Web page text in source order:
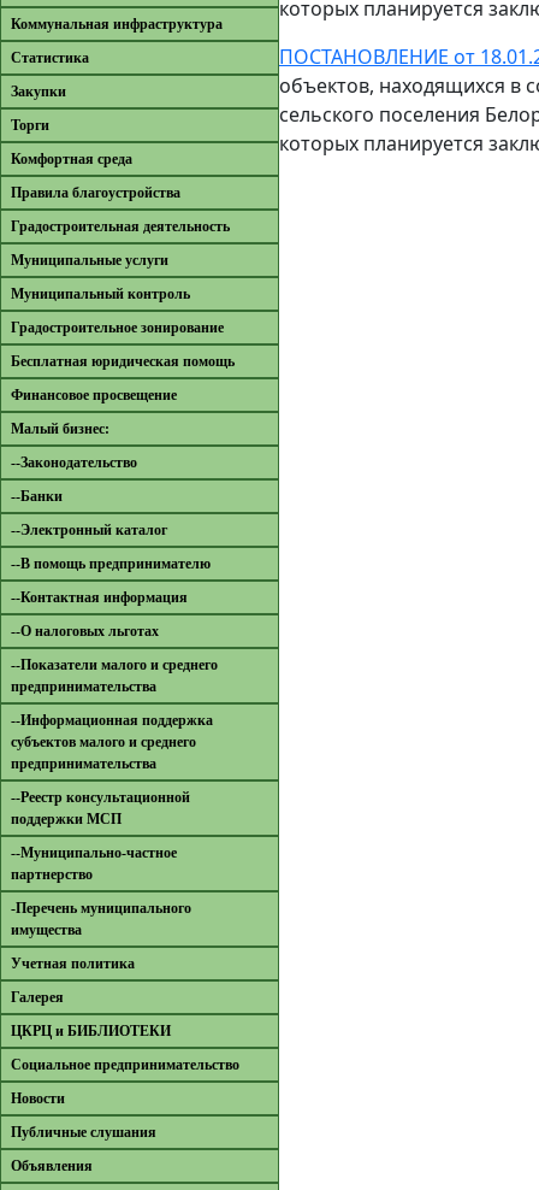
Коммунальная инфраструктура
Cтатистика
Закупки
Торги
Комфортная среда
Правила благоустройства
Градостроительная деятельность
Муниципальные услуги
Муниципальный контроль
Градостроительное зонирование
Бесплатная юридическая помощь
Финансовое просвещение
Малый бизнес:
--Законодательство
--Банки
--Электронный каталог
--В помощь предпринимателю
--Контактная информация
--О налоговых льготах
--Показатели малого и среднего
предпринимательства
--Информационная поддержка
субъектов малого и среднего
предпринимательства
--Реестр консультационной
поддержки МСП
--Муниципально-частное
партнерство
-Перечень муниципального
имущества
Учетная политика
Галерея
ЦКРЦ и БИБЛИОТЕКИ
Социальное предпринимательство
Новости
Публичные слушания
Объявления
которых планируется
ПОСТАНОВЛЕНИЕ от
объектов, находящихся в
сельского поселения
которых планируется